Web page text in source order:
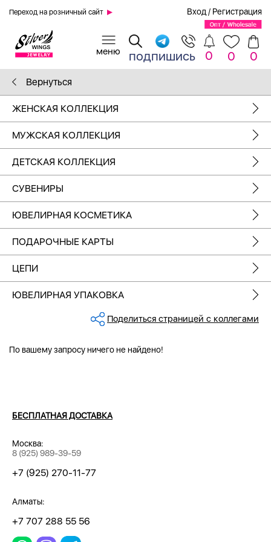
Переход на розничный сайт Вход / Регистрация
подпишись 0 0 0
Вернуться
ЖЕНСКАЯ КОЛЛЕКЦИЯ
МУЖСКАЯ КОЛЛЕКЦИЯ
ДЕТСКАЯ КОЛЛЕКЦИЯ
СУВЕНИРЫ
ЮВЕЛИРНАЯ КОСМЕТИКА
ПОДАРОЧНЫЕ КАРТЫ
ЦЕПИ
ЮВЕЛИРНАЯ УПАКОВКА
Поделиться страницей с коллегами
По вашему запросу ничего не найдено!
БЕСПЛАТНАЯ ДОСТАВКА
Москва:
8 (925) 989-39-59
+7 (925) 270-11-77
Алматы:
+7 707 288 55 56